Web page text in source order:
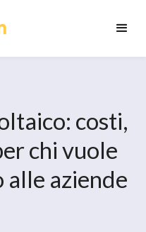
costi,
chi vuole
alle aziende